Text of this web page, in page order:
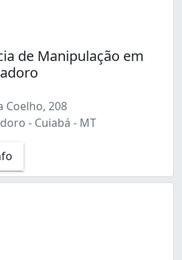
de Manipulação em
Coelho, 208
- Cuiabá - MT